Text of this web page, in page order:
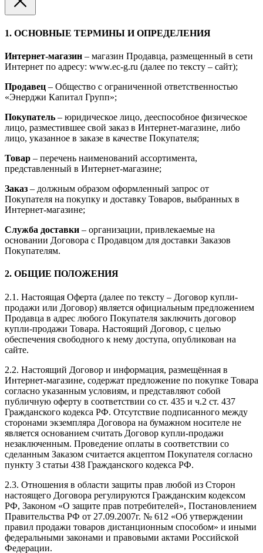
1. ОСНОВНЫЕ ТЕРМИНЫ И ОПРЕДЕЛЕНИЯ
Интернет-магазин – магазин Продавца, размещенный в сети
Интернет по адресу: www.ec-g.ru (далее по тексту – сайт);
Продавец – Общество с ограниченной ответственностью
«Энерджи Капитал Групп»;
Покупатель – юридическое лицо, дееспособное физическое
лицо, разместившее свой заказ в Интернет-магазине, либо
лицо, указанное в заказе в качестве Покупателя;
Товар – перечень наименований ассортимента,
представленный в Интернет-магазине;
Заказ – должным образом оформленный запрос от
Покупателя на покупку и доставку Товаров, выбранных в
Интернет-магазине;
Служба доставки – организации, привлекаемые на
основании Договора с Продавцом для доставки Заказов
Покупателям.
2. ОБЩИЕ ПОЛОЖЕНИЯ
2.1. Настоящая Оферта (далее по тексту – Договор купли-
продажи или Договор) является официальным предложением
Продавца в адрес любого Покупателя заключить договор
купли-продажи Товара. Настоящий Договор, с целью
обеспечения свободного к нему доступа, опубликован на
сайте.
2.2. Настоящий Договор и информация, размещённая в
Интернет-магазине, содержат предложение по покупке Товара
согласно указанным условиям, и представляют собой
публичную оферту в соответствии со ст. 435 и ч.2 ст. 437
Гражданского кодекса РФ. Отсутствие подписанного между
сторонами экземпляра Договора на бумажном носителе не
является основанием считать Договор купли-продажи
незаключенным. Проведение оплаты в соответствии со
сделанным Заказом считается акцептом Покупателя согласно
пункту 3 статьи 438 Гражданского кодекса РФ.
2.3. Отношения в области защиты прав любой из Сторон
настоящего Договора регулируются Гражданским кодексом
РФ, Законом «О защите прав потребителей», Постановлением
Правительства РФ от 27.09.2007г. № 612 «Об утверждении
правил продажи товаров дистанционным способом» и иными
федеральными законами и правовыми актами Российской
Федерации.